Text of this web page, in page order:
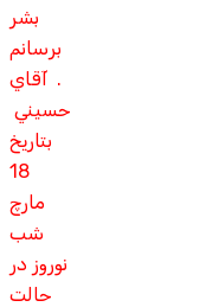
بشر
برسانم
. آقاي
حسيني
بتاريخ
18
مارچ
شب
نوروز در
حالت